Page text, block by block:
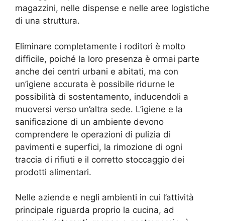
magazzini, nelle dispense e nelle aree logistiche
di una struttura.
Eliminare completamente i roditori è molto
difficile, poiché la loro presenza è ormai parte
anche dei centri urbani e abitati, ma con
un’igiene accurata è possibile ridurne le
possibilità di sostentamento, inducendoli a
muoversi verso un’altra sede. L’igiene e la
sanificazione di un ambiente devono
comprendere le operazioni di pulizia di
pavimenti e superfici, la rimozione di ogni
traccia di rifiuti e il corretto stoccaggio dei
prodotti alimentari.
Nelle aziende e negli ambienti in cui l’attività
principale riguarda proprio la cucina, ad